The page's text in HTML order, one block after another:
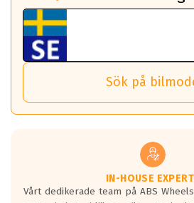
ABS 360 gör det möjligt för dig att ta
nästa bil.
Det sparar dig tid och pengar.
*PCD står för pitch circle diameter /
Tillbehören är av högsta kvalitet och
ABS Wheels fälgar.
Viktigt att Bult respektive mutter är
Genom att du anger ditt
och garantera att tillbehören
vid åtdragning av hjulbultarna.
fordon. Detta sker automatiskt och
behöver tänka på.
Sensorn sitter inne i hjulet och
och temperatur till din
TPMS gör det enkelt att ha koll på
tryck. Skulle du tappa tryck i något
om detta.
helt kort att du som förare alltid
Samtliga ABS Wheels fälgar är
Sök på
IN-HOUSE
Vårt dedikerade team på ABS